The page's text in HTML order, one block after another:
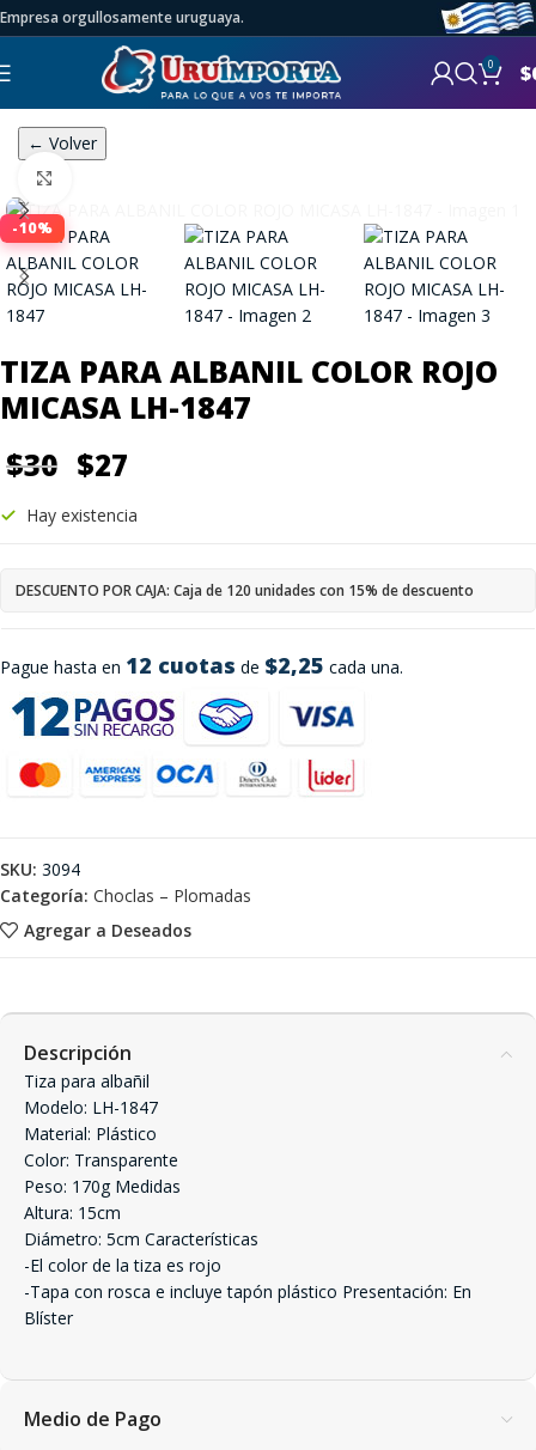
Empresa orgullosamente uruguaya.
0 $
← Volver
-10%
TIZA PARA ALBANIL COLOR ROJO
MICASA LH-1847
$30 $27
Pague hasta en 12 cuotas de $2,25 cada una.
Hay existencia
DESCUENTO POR CAJA: Caja de 120 unidades con 15% de descuento
Agregar a Deseados
SKU: 3094
Categoría: Choclas – Plomadas
Descripción
Tiza para albañil
Modelo: LH-1847
Material: Plástico
Color: Transparente
Peso: 170g Medidas
Altura: 15cm
Diámetro: 5cm Características
-El color de la tiza es rojo
-Tapa con rosca e incluye tapón plástico Presentación: En
Blíster
Medio de Pago